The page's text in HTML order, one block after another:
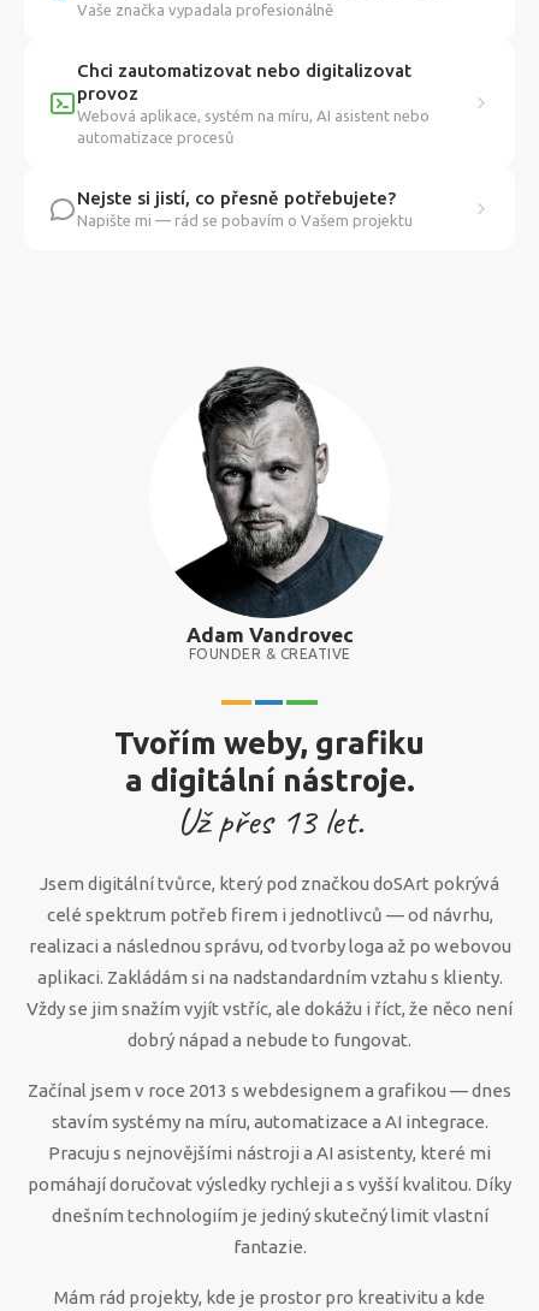
Vaše značka vypadala profesionálně
Chci zautomatizovat nebo digitalizovat
provoz
Webová aplikace, systém na míru, AI asistent nebo
automatizace procesů
Nejste si jistí, co přesně potřebujete?
Napište mi — rád se pobavím o Vašem projektu
Adam Vandrovec
FOUNDER & CREATIVE
Tvořím weby, grafiku
a digitální nástroje.
Už přes 13let.
Jsem digitální tvůrce, který pod značkou doSArt pokrývá
celé spektrum potřeb firem i jednotlivců — od návrhu,
realizaci a následnou správu, od tvorby loga až po webovou
aplikaci. Zakládám si na nadstandardním vztahu s klienty.
Vždy se jim snažím vyjít vstříc, ale dokážu i říct, že něco není
dobrý nápad a nebude to fungovat.
Začínal jsem v roce 2013 s webdesignem a grafikou — dnes
stavím systémy na míru, automatizace a AI integrace.
Pracuju s nejnovějšími nástroji a AI asistenty, které mi
pomáhají doručovat výsledky rychleji a s vyšší kvalitou. Díky
dnešním technologiím je jediný skutečný limit vlastní
fantazie.
Mám rád projekty, kde je prostor pro kreativitu a kde